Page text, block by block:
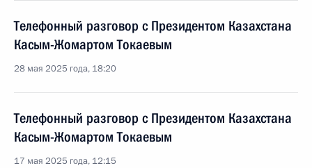
Телефонный разговор с Президентом Казахстана
Касым-Жомартом Токаевым
28 мая 2025 года, 18:20
Телефонный разговор с Президентом Казахстана
Касым-Жомартом Токаевым
17 мая 2025 года, 12:15